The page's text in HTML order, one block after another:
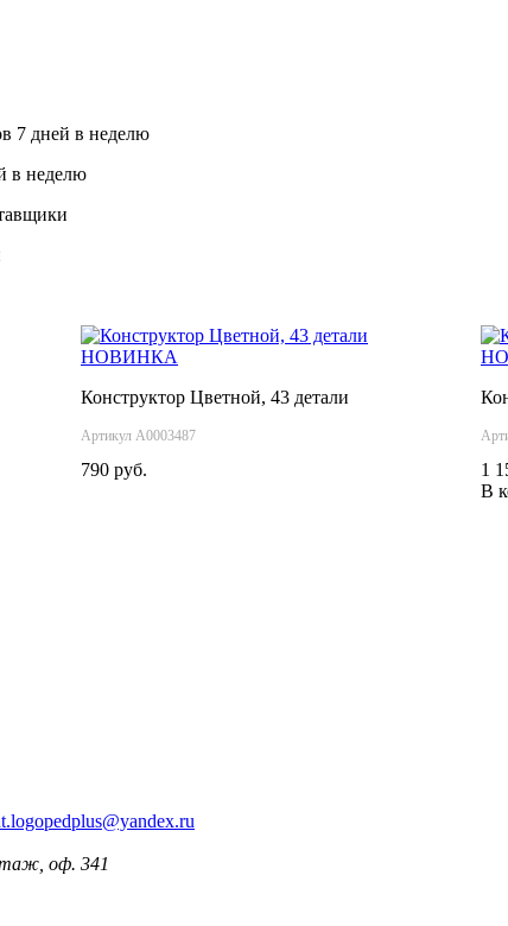
в неделю
НОВИНКА
Конструктор Цветной, 43 детали
Артикул А0003487
790 руб.
1
В
оф. 341